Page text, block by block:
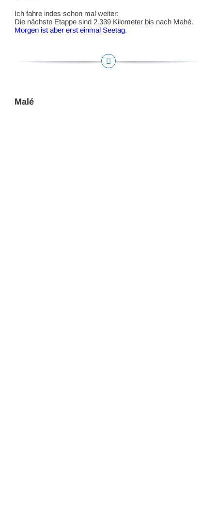
Ich fahre indes schon mal weiter:
Die nächste Etappe sind 2.339 Kilometer bis nach Mahé.
Morgen ist aber erst einmal Seetag.
Malé